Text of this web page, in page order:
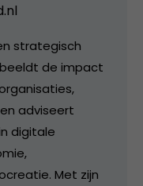
strategisch
de impact
adviseert
digitale
Met zijn